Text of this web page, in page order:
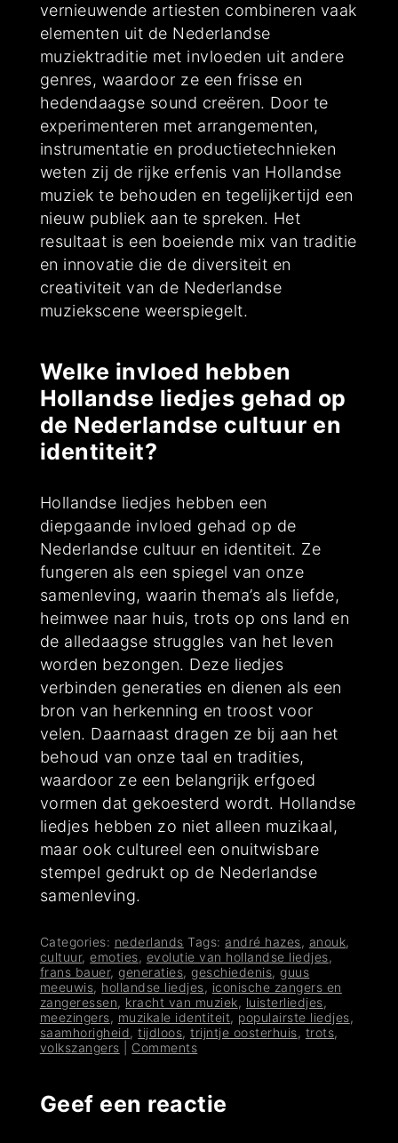
vernieuwende artiesten combineren vaak
elementen uit de Nederlandse
muziektraditie met invloeden uit andere
genres, waardoor ze een frisse en
hedendaagse sound creëren. Door te
experimenteren met arrangementen,
instrumentatie en productietechnieken
weten zij de rijke erfenis van Hollandse
muziek te behouden en tegelijkertijd een
nieuw publiek aan te spreken. Het
resultaat is een boeiende mix van traditie
en innovatie die de diversiteit en
creativiteit van de Nederlandse
muziekscene weerspiegelt.
Welke invloed hebben
Hollandse liedjes gehad op
de Nederlandse cultuur en
identiteit?
Hollandse liedjes hebben een
diepgaande invloed gehad op de
Nederlandse cultuur en identiteit. Ze
fungeren als een spiegel van onze
samenleving, waarin thema’s als liefde,
heimwee naar huis, trots op ons land en
de alledaagse struggles van het leven
worden bezongen. Deze liedjes
verbinden generaties en dienen als een
bron van herkenning en troost voor
velen. Daarnaast dragen ze bij aan het
behoud van onze taal en tradities,
waardoor ze een belangrijk erfgoed
vormen dat gekoesterd wordt. Hollandse
liedjes hebben zo niet alleen muzikaal,
maar ook cultureel een onuitwisbare
stempel gedrukt op de Nederlandse
samenleving.
Categories: nederlands Tags: andré hazes, anouk,
cultuur,emoties, evolutie van hollandse liedjes,
frans bauer,generaties,geschiedenis,guus
meeuwis, hollandse liedjes, iconische zangers en
zangeressen, kracht van muziek, luisterliedjes,
meezingers, muzikale identiteit, populairste liedjes,
saamhorigheid,tijdloos,trijntje oosterhuis, trots,
volkszangers
Comments
Geef een reactie